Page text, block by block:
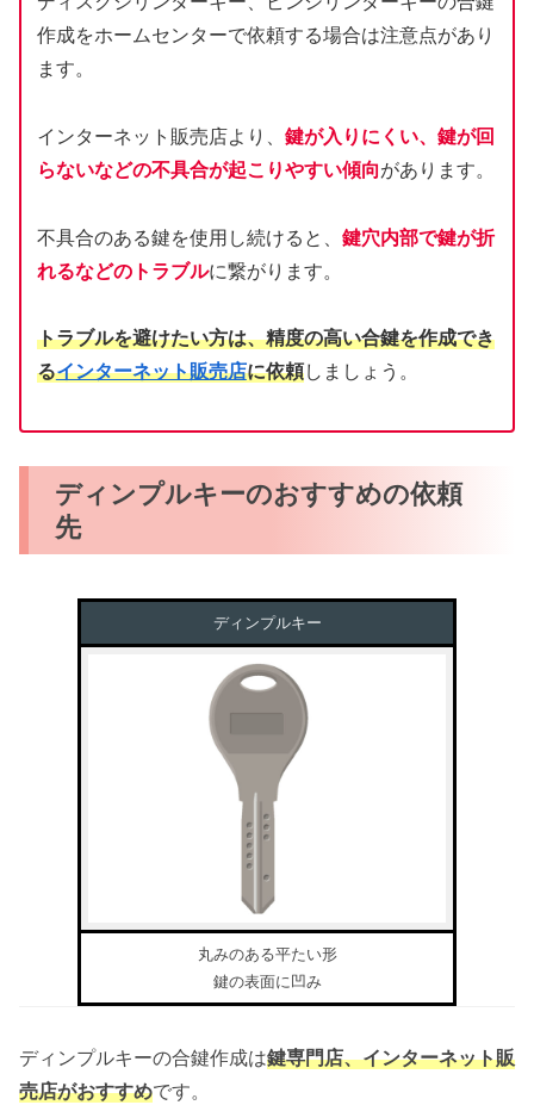
作成をホームセンターで依頼する場合は注意点があり
ます。
インターネット販売店より、 鍵が入りにくい、鍵が回
らないなどの不具合が起こりやすい傾向があります。
不具合のある鍵を使用し続けると、 鍵穴内部で鍵が折
れるなどのトラブルに繋がります。
トラブルを避けたい方は、精度の高い合鍵を作成でき
るインターネット販売店に依頼しましょう。
ディンプルキーのおすすめの依頼
先
ディンプルキー
丸みのある平たい形
鍵の表面に凹み
ディンプルキーの合鍵作成は鍵専門店、インターネット販
売店がおすすめです。